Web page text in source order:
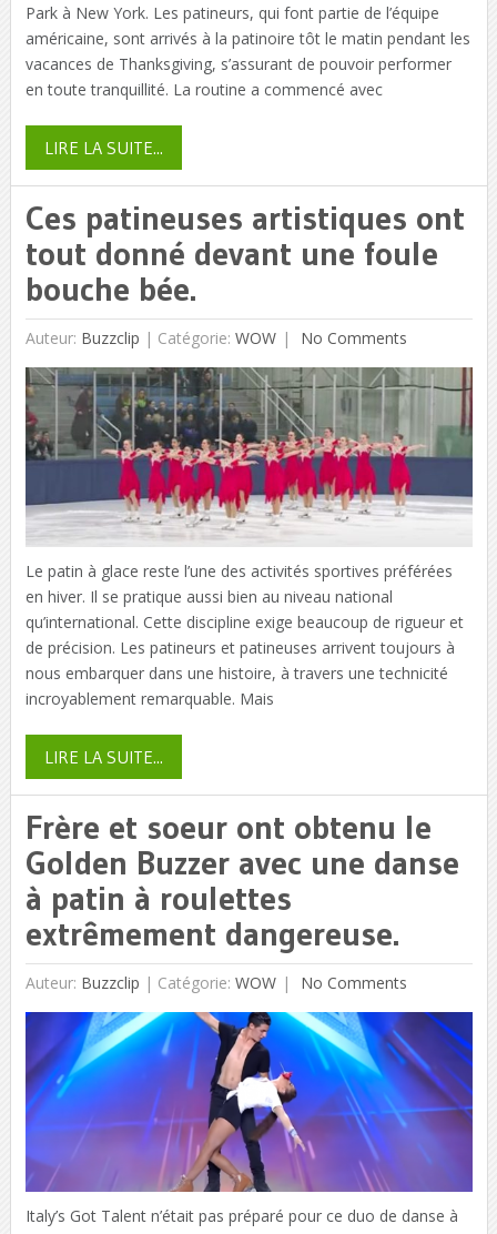
Park à New York. Les patineurs, qui font partie de l’équipe
américaine, sont arrivés à la patinoire tôt le matin pendant les
vacances de Thanksgiving, s’assurant de pouvoir performer
en toute tranquillité. La routine a commencé avec
LIRE LA SUITE...
Ces patineuses artistiques ont
tout donné devant une foule
bouche bée.
Auteur: Buzzclip | Catégorie: WOW No Comments
Le patin à glace reste l’une des activités sportives préférées
en hiver. Il se pratique aussi bien au niveau national
qu’international. Cette discipline exige beaucoup de rigueur et
de précision. Les patineurs et patineuses arrivent toujours à
nous embarquer dans une histoire, à travers une technicité
incroyablement remarquable. Mais
LIRE LA SUITE...
Frère et soeur ont obtenu le
Golden Buzzer avec une danse
à patin à roulettes
extrêmement dangereuse.
Auteur: Buzzclip | Catégorie: WOW No Comments
Italy’s Got Talent n’était pas préparé pour ce duo de danse à